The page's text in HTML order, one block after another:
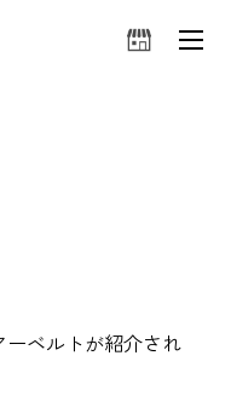
ベルトが紹介され